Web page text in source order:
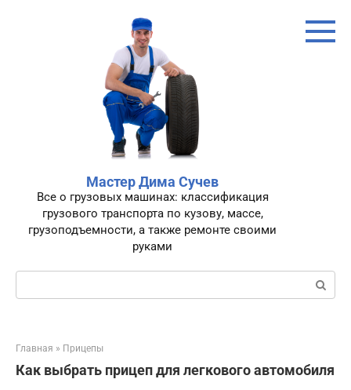
Мастер Дима Сучев
Все о грузовых машинах: классификация
грузового транспорта по кузову, массе,
грузоподъемности, а также ремонте своими
руками
Поиск:
Главная » Прицепы
Как выбрать прицеп для легкового автомобиля